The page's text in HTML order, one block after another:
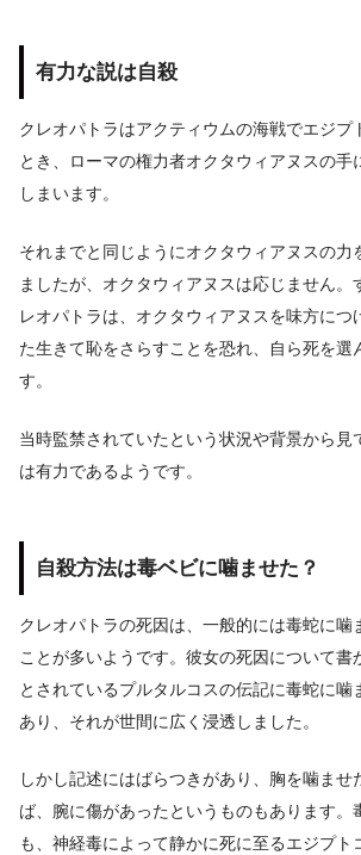
有力な説は自殺
クレオパトラはアクティウムの海戦でエジプ
とき、ローマの権力者オクタウィアヌスの手
しまいます。
それまでと同じようにオクタウィアヌスの力
ましたが、オクタウィアヌスは応じません。
レオパトラは、オクタウィアヌスを味方につ
た生きて恥をさらすことを恐れ、自ら死を選
す。
当時監禁されていたという状況や背景から見
は有力であるようです。
自殺方法は毒ベビに噛ませた？
クレオパトラの死因は、一般的には毒蛇に噛
ことが多いようです。彼女の死因について書
とされているプルタルコスの伝記に毒蛇に噛
あり、それが世間に広く浸透しました。
しかし記述にはばらつきがあり、胸を噛ませ
ば、腕に傷があったというものもあります。
も、神経毒によって静かに死に至るエジプト